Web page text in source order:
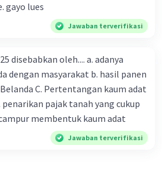
d. al-halal e. gayo lues
Jawaban terverifikasi
disebabkan oleh.... a. adanya
dengan masyarakat b. hasil panen
C. Pertentangan kaum adat
pajak tanah yang cukup
membentuk kaum adat
Jawaban terverifikasi